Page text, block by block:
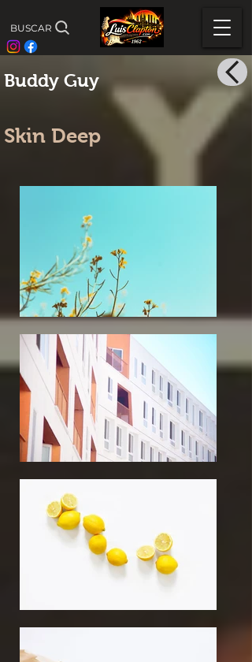
BUSCAR
Buddy Guy
Skin Deep